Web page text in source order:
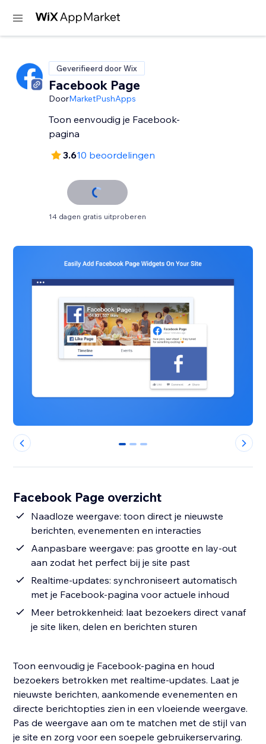
Geverifieerd door Wix
Facebook Page
DoorMarketPushApps
Toon eenvoudig je Facebook-
pagina
3.610 beoordelingen
14 dagen gratis uitproberen
0 1 2
Facebook Page overzicht
Naadloze weergave: toon direct je nieuwste
berichten, evenementen en interacties
Aanpasbare weergave: pas grootte en lay-out
aan zodat het perfect bij je site past
Realtime-updates: synchroniseert automatisch
met je Facebook-pagina voor actuele inhoud
Meer betrokkenheid: laat bezoekers direct vanaf
je site liken, delen en berichten sturen
Toon eenvoudig je Facebook-pagina en houd
bezoekers betrokken met realtime-updates. Laat je
nieuwste berichten, aankomende evenementen en
directe berichtopties zien in een vloeiende weergave.
Pas de weergave aan om te matchen met de stijl van
je site en zorg voor een soepele gebruikerservaring.